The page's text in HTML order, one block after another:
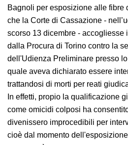
Bagnoli per esposizione alle fibre
che la Corte di Cassazione -
scorso 13 dicembre - accogliesse
dalla Procura di Torino contro la
dell'Udienza Preliminare presso
quale aveva dichiarato essere
trattandosi di morti per reati
In effetti, propio la qualificazione
come omicidi colposi ha
divenissero improcedibili per
cioè dal momento